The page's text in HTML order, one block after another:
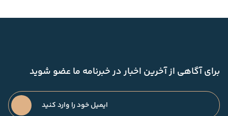
برای آگاهی از آخرین اخبار در خبرنامه ما عضو شوید